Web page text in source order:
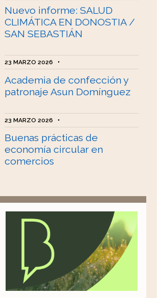
Nuevo informe: SALUD
CLIMÁTICA EN DONOSTIA /
SAN SEBASTIÁN
23 MARZO 2026 •
Academia de confección y
patronaje Asun Domínguez
23 MARZO 2026 •
Buenas prácticas de
economía circular en
comercios